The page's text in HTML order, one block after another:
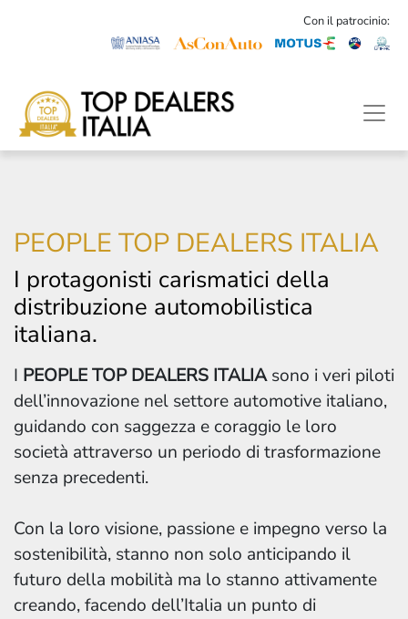
Con il patrocinio:
PEOPLE TOP DEALERS ITALIA
I protagonisti carismatici della
distribuzione automobilistica
italiana.
I PEOPLE TOP DEALERS ITALIAsono i veri piloti
dell’innovazione nel settore automotive italiano,
guidando con saggezza e coraggio le loro
società attraverso un periodo di trasformazione
senza precedenti.
Con la loro visione, passione e impegno verso la
sostenibilità, stanno non solo anticipando il
futuro della mobilità ma lo stanno attivamente
creando, facendo dell’Italia un punto di